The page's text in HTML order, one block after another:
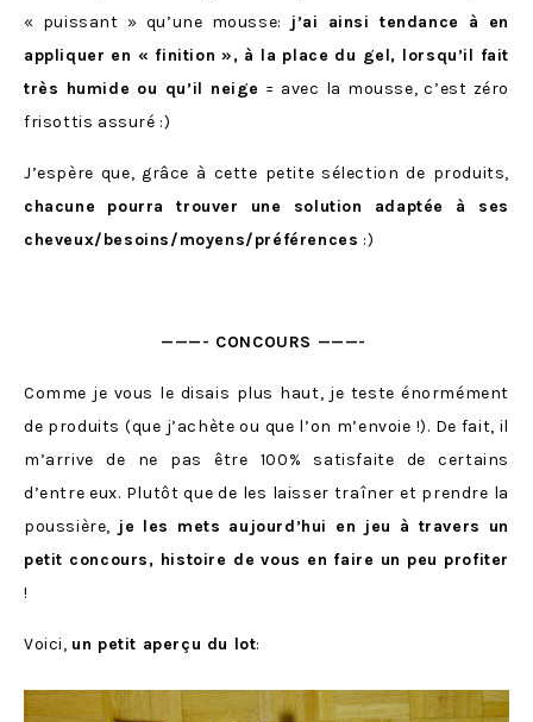
« puissant » qu’une mousse:
j’ai ainsi tendance à en
appliquer en « finition », à la place du gel, lorsqu’il fait
très humide ou qu’il neige = avec la mousse, c’est zéro
frisottis assuré :)
J’espère que, grâce à cette petite sélection de produits,
chacune pourra trouver une solution adaptée à ses
cheveux/besoins/moyens/préférences :)
———- CONCOURS ———-
Comme je vous le disais plus haut, je teste énormément
de produits (que j’achète ou que l’on m’envoie !). De fait, il
m’arrive de ne pas être 100% satisfaite de certains
d’entre eux. Plutôt que de les laisser traîner et prendre la
poussière, je les mets aujourd’hui en jeu à travers un
petit concours, histoire de vous en faire un peu profiter
!
Voici, un petit aperçu du lot: